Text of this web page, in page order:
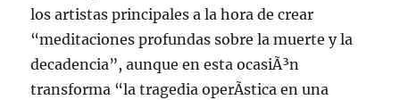
los artistas principales a la hora de crear
“meditaciones profundas sobre la muerte y la
decadencia”, aunque en esta ocasiÃ³n
transforma “la tragedia operÃ­stica en una